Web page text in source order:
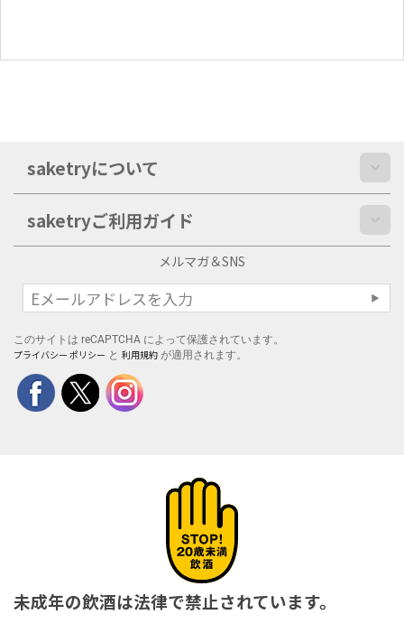
saketryについて
saketryご利用ガイド
メルマガ＆SNS
このサイトは reCAPTCHA によって保護されています。
プライバシー ポリシー と 利用規約 が適用されます。
未成年の飲酒は法律で禁止されています。